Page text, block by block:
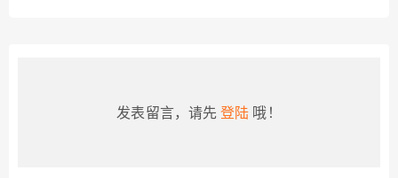
发表留言，请先登陆 哦！